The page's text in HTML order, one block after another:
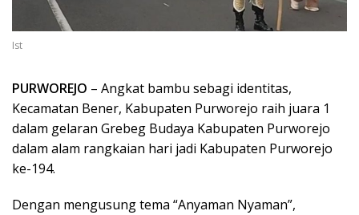
Ist
PURWOREJO – Angkat bambu sebagi identitas,
Kecamatan Bener, Kabupaten Purworejo raih juara 1
dalam gelaran Grebeg Budaya Kabupaten Purworejo
dalam alam rangkaian hari jadi Kabupaten Purworejo
ke-194.
Dengan mengusung tema “Anyaman Nyaman”,